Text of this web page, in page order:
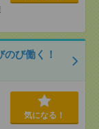
び働く！
気になる！